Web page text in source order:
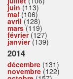
juin (113)
mai (106)
avril(128)
mars(119)
février(127)
janvier(139)
2014
décembre (131)
novembre (122)